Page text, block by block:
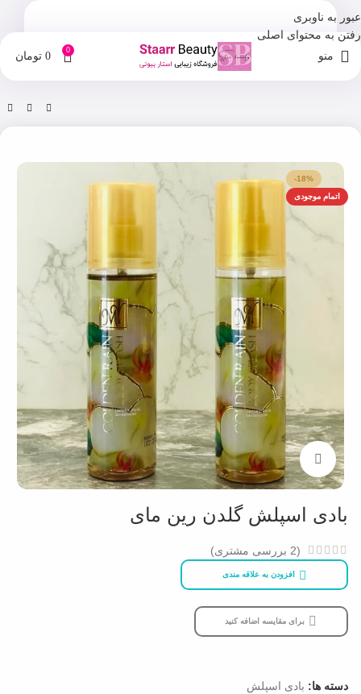
عبور به ناوبری
رفتن به محتوای اصلی
منو 0
0 تومان
فروشگاه بادی اسپلش
-18%
اتمام موجودی
بزرگنمایی تصویر
بادی اسپلش گلدن رین مای
(
2 بررسی مشتری)
افزودن به علاقه مندی
برای مقایسه اضافه کنید
دسته ها: بادی اسپلش